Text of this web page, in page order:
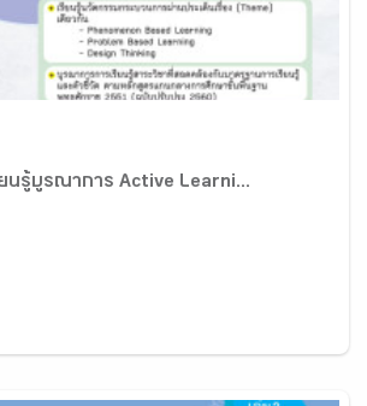
นรู้บูรณาการ Active Learni...